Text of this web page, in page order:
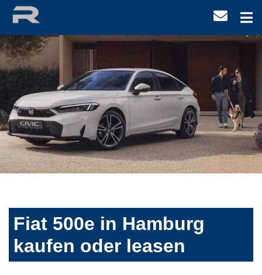
Fiat 500e in Hamburg
kaufen oder leasen